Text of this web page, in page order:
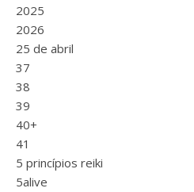
2025
2026
25 de abril
37
38
39
40+
41
5 princípios reiki
5alive